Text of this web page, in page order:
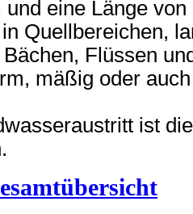
eine Länge
Quellbereichen,
Flüssen
mäßig oder
ist